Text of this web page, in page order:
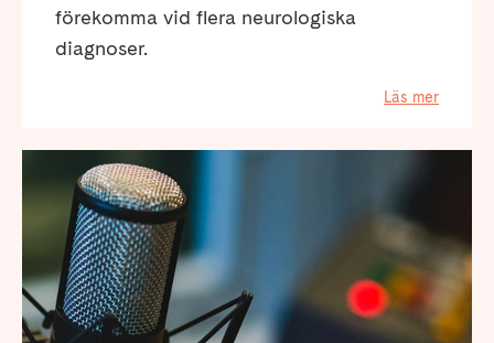
förekomma vid flera neurologiska
diagnoser.
Läs mer